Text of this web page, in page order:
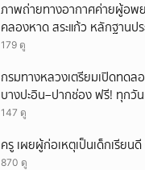
ภาพถ่ายทางอากาศค่ายผู้อพ
คลองหาด สระแก้ว หลักฐานปร
เขมร
179 ดู
กรมทางหลวงเตรียมเปิดทดล
บางปะอิน–ปากช่อง ฟรี! ทุกวั
เริ่มศุกร์ที่ 21 สิงหาคม 2569 นี้
147 ดู
ครู เผยผู้ก่อเหตุเป็นเด็กเรียนดี
870 ดู